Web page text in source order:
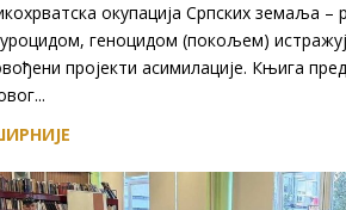
окупација Српских земаља
геноцидом (покољем)
пројекти асимилације. Књига